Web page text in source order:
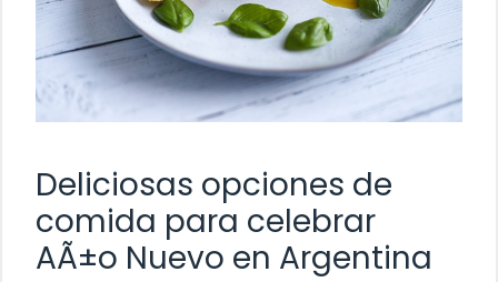
Deliciosas opciones de
comida para celebrar
AÃ±o Nuevo en Argentina